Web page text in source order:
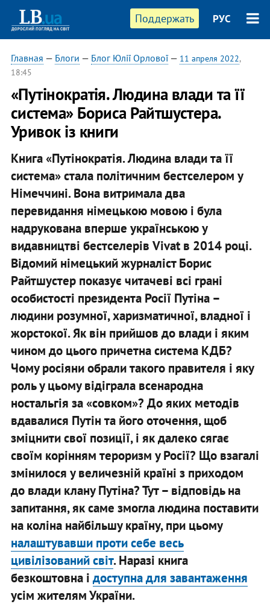
Поддержать РУС
Главная — Блоги — Блог Юлії Орлової— 11 апреля 2022,
18:45
«Путінократія. Людина влади та її
система» Бориса Райтшустера.
Уривок із книги
Книга «Путінократія. Людина влади та її
система» стала політичним бестселером у
Німеччині. Вона витримала два
перевидання німецькою мовою і була
надрукована вперше українською у
видавництві бестселерів Vivat в 2014 році.
Відомий німецький журналіст Борис
Райтшустер показує читачеві всі грані
особистості президента Росії Путіна –
людини розумної, харизматичної, владної і
жорстокої. Як він прийшов до влади і яким
чином до цього причетна система КДБ?
Чому росіяни обрали такого правителя і яку
роль у цьому відіграла всенародна
ностальгія за «совком»? До яких методів
вдавалися Путін та його оточення, щоб
зміцнити свої позиції, і як далеко сягає
своїм корінням тероризм у Росії? Що взагалі
змінилося у величезній країні з приходом
до влади клану Путіна? Тут – відповідь на
запитання, як саме змогла людина поставити
на коліна найбільшу країну, при цьому
налаштувавши проти себе весь
цивілізований світ. Наразі книга
безкоштовна і доступна для завантаження
усім жителям України.